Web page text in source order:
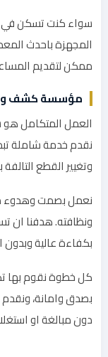
سواء كنت تسكن في
المجهزة باحدث
ممكن لتقديم
مؤسسة كشف
العمل المتكامل هو
نقدم خدمة شاملة
وتغيير القطع
نعمل بصمت وهدوء
ونظافته. هدفنا ان
بكفاءة عالية
كل خطوة نقوم بها
بصدق وامانة، ونقدم
دون مبالغة او